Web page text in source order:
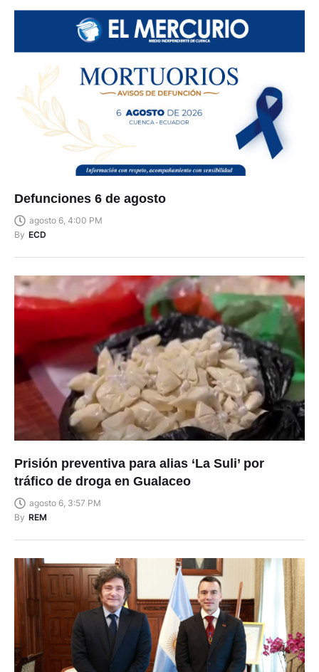
Defunciones 6 de agosto
agosto 6, 4:00 PM
By ECD
Prisión preventiva para alias ‘La Suli’ por
tráfico de droga en Gualaceo
agosto 6, 3:57 PM
By REM